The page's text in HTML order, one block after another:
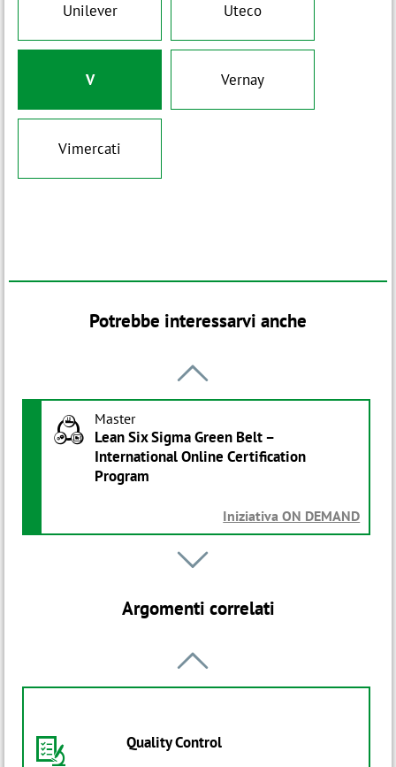
Unilever Uteco
V Vernay
Vimercati
Potrebbe interessarvi anche

B Master
Lean Six Sigma Green Belt –
International Online Certification
Program
Iniziativa ON DEMAND

Argomenti correlati

I Quality Control